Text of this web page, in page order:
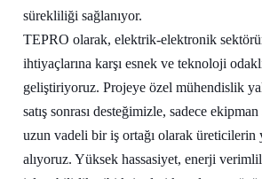
sürekliliği sağlanıyor.
TEPRO olarak, elektrik-elektronik
ihtiyaçlarına karşı esnek ve teknoloji
geliştiriyoruz. Projeye özel mühendislik
satış sonrası desteğimizle, sadece ekipman
uzun vadeli bir iş ortağı olarak üreticilerin
alıyoruz. Yüksek hassasiyet, enerji